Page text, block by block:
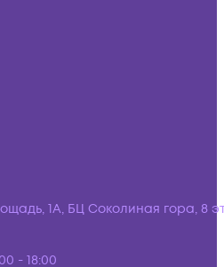
1А, БЦ Соколиная гора, 8
- 18:00